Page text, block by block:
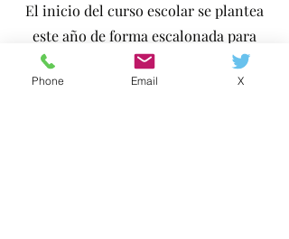
El inicio del curso escolar se plantea
este año de forma escalonada para
permitir la realización de actividades
específicas para los nuevos alumnos:
Phone Email X